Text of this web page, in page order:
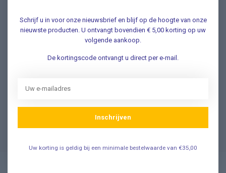
Vragen? Wij helpen graag!
✔ Snelle antwoorden op veelgestelde vragen ✔ Direct
contact met onze klantenservice ✔ Altijd hulp bij uw
Veelgestelde Vragen
Schrijf u in voor onze nieuwsbrief en blijf op de hoogte van onze
nieuwste producten. U ontvangt bovendien € 5,00 korting op uw
volgende aankoop.
De kortingscode ontvangt u direct per e-mail.
Inschrijven
Uw korting is geldig bij een minimale bestelwaarde van €35,00